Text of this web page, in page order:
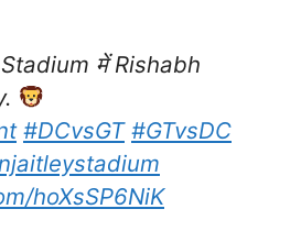
में Rishabh
#DCvsGT #GTvsDC
hoXsSP6NiK